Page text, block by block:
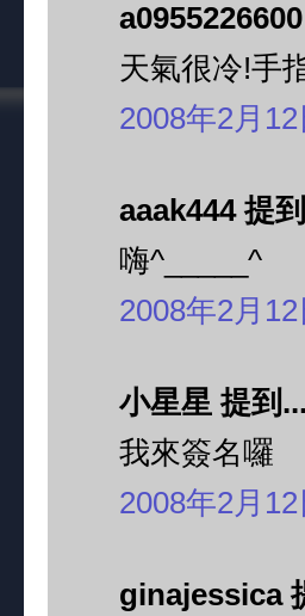
天氣很冷!手
2008年2月
aaak444 提
嗨^_____^
2008年2月
小星星 提到...
我來簽名囉
2008年2月
ginajessica